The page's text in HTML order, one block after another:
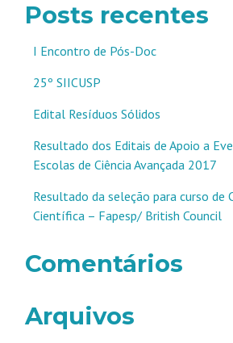
Posts recentes
I Encontro de Pós-Doc
25º SIICUSP
Edital Resíduos Sólidos
Resultado dos Editais de Apoio a
Escolas de Ciência Avançada 2017
Resultado da seleção para curso de
Científica – Fapesp/ British Council
Comentários
Arquivos